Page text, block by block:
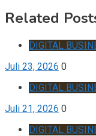
Related
DIGITAL
Juli 23, 2026 0
DIGITAL
Juli 21, 2026 0
DIGITAL